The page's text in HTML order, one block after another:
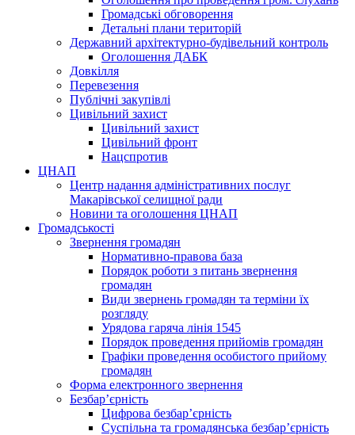
Громадські обговорення
Детальні плани територій
Державний архітектурно-будівельний контроль
Оголошення ДАБК
Довкілля
Перевезення
Публічні закупівлі
Цивільний захист
Цивільний захист
Цивільний фронт
Нацспротив
ЦНАП
Центр надання адміністративних послуг
Макарівської селищної ради
Новини та оголошення ЦНАП
Громадськості
Звернення громадян
Нормативно-правова база
Порядок роботи з питань звернення
громадян
Види звернень громадян та терміни їх
розгляду
Урядова гаряча лінія 1545
Порядок проведення прийомів громадян
Графіки проведення особистого прийому
громадян
Форма електронного звернення
Безбар’єрність
Цифрова безбар’єрність
Суспільна та громадянська безбар’єрність